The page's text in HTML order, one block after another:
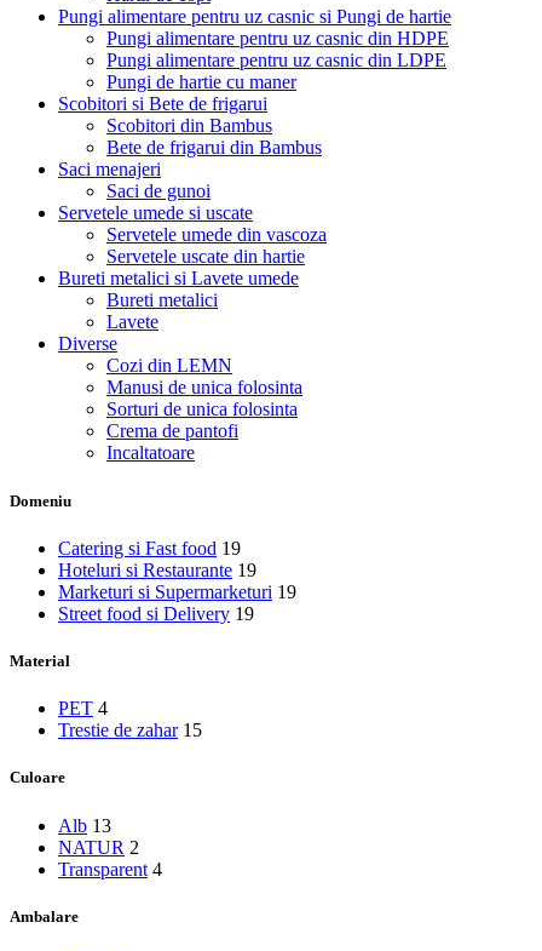
Pungi alimentare pentru uz casnic si Pungi de hartie
Pungi alimentare pentru uz casnic din HDPE
Pungi alimentare pentru uz casnic din LDPE
Pungi de hartie cu maner
Scobitori si Bete de frigarui
Scobitori din Bambus
Bete de frigarui din Bambus
Saci menajeri
Saci de gunoi
Servetele umede si uscate
Servetele umede din vascoza
Servetele uscate din hartie
Bureti metalici si Lavete umede
Bureti metalici
Lavete
Diverse
Cozi din LEMN
Manusi de unica folosinta
Sorturi de unica folosinta
Crema de pantofi
Incaltatoare
Domeniu
Catering si Fast food 19
Hoteluri si Restaurante 19
Marketuri si Supermarketuri 19
Street food si Delivery 19
Material
PET 4
Trestie de zahar 15
Culoare
Alb 13
NATUR 2
Transparent 4
Ambalare